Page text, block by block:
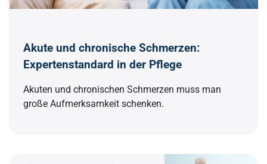
Akute und chronische Schmerzen:
Expertenstandard in der Pflege
Akuten und chronischen Schmerzen muss man
große Aufmerksamkeit schenken.